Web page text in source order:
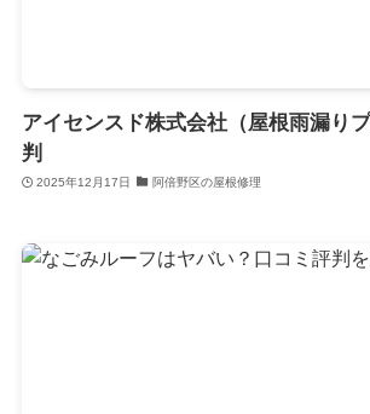
アイセンスド株式会社（屋根雨漏り
判
2025年12月17日 阿倍野区の屋根修理